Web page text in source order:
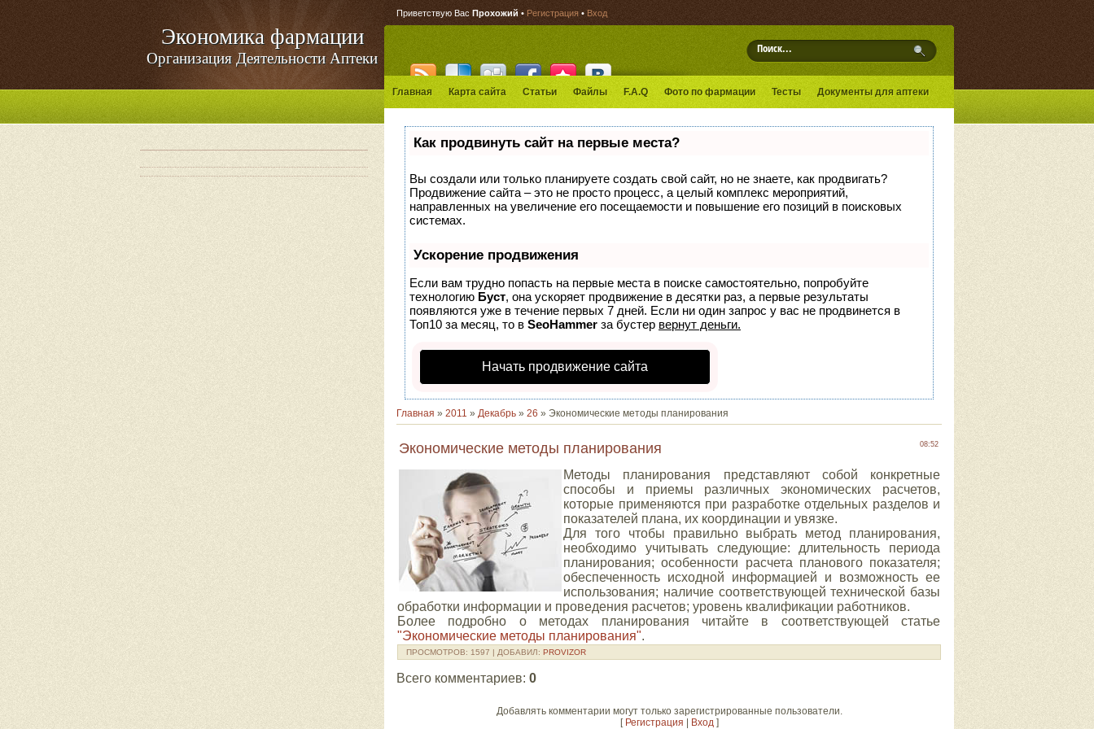
Экономика фармации
Организация Деятельности Аптеки
Приветствую Вас Прохожий • Регистрация • Вход
Главная Карта сайта Статьи Файлы F.A.Q Фото по фармации Тесты Документы для аптеки
Как продвинуть сайт на первые места?
Вы создали или только планируете создать свой сайт, но не знаете, как продвигать?
Продвижение сайта – это не просто процесс, а целый комплекс мероприятий,
направленных на увеличение его посещаемости и повышение его позиций в поисковых
системах.
Ускорение продвижения
Если вам трудно попасть на первые места в поиске самостоятельно, попробуйте
технологию Буст, она ускоряет продвижение в десятки раз, а первые результаты
появляются уже в течение первых 7 дней. Если ни один запрос у вас не продвинется в
Топ10 за месяц, то в SeoHammer за бустер вернут деньги.
Начать продвижение сайта
Главная » 2011 » Декабрь » 26 » Экономические методы планирования
08:52
Экономические методы планирования
Методы планирования представляют собой конкретные
способы и приемы различных экономических расчетов,
которые применяются при разработке отдельных разделов и
показателей плана, их координации и увязке.
Для того чтобы правильно выбрать метод планирования,
необходимо учитывать следующие: длительность периода
планирования; особенности расчета планового показателя;
обеспеченность исходной информацией и возможность ее
использования; наличие соответствующей технической базы
обработки информации и проведения расчетов; уровень квалификации работников.
Более подробно о методах планирования читайте в соответствующей статье
"Экономические методы планирования".
ПРОСМОТРОВ: 1597 | ДОБАВИЛ: PROVIZOR
Всего комментариев: 0
Добавлять комментарии могут только зарегистрированные пользователи.
[ Регистрация Вход]